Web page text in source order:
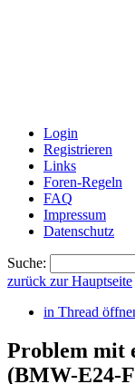
Login
Registrieren
Links
Foren-Regeln
FAQ
Impressum
Datenschutz
Suche:
zurück zur Hauptseite
in Thread
Problem mit
(BMW-E24-